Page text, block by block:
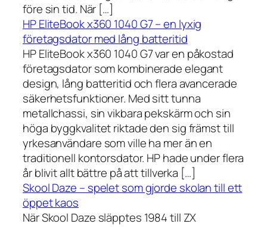
före sin tid. När […]
HP EliteBook x360 1040 G7 – en lyxig
företagsdator med lång batteritid
HP EliteBook x360 1040 G7 var en påkostad
företagsdator som kombinerade elegant
design, lång batteritid och flera avancerade
säkerhetsfunktioner. Med sitt tunna
metallchassi, sin vikbara pekskärm och sin
höga byggkvalitet riktade den sig främst till
yrkesanvändare som ville ha mer än en
traditionell kontorsdator. HP hade under flera
år blivit allt bättre på att tillverka […]
Skool Daze – spelet som gjorde skolan till ett
öppet kaos
När Skool Daze släpptes 1984 till ZX